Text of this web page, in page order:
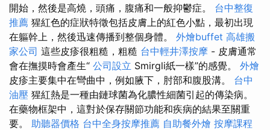
開始，然後是高燒，頭痛，腹痛和一般抑鬱症。 台中整復
推薦 猩紅色的症狀特徵包括皮膚上的紅色小點，最初出現
在軀幹上，然後迅速傳播到整個身體。 外燴buffet 高雄搬
家公司 這些皮疹很粗糙，粗糙 台中輕井澤按摩 - 皮膚通常
會在撫摸時會產生“ 公司設立 Smirgli紙一樣”的感覺。 外燴
皮疹主要集中在彎曲中，例如腋下，肘部和腹股溝。 台中
油壓 猩紅熱是一種由鏈球菌為化膿性細菌引起的傳染病。
在藥物框架中，這對於保存關節功能和疾病的結果至關重
要。 助聽器價格 台中全身按摩推薦 自助餐外燴 按摩課程